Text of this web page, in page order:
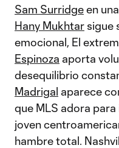
Sam Surridgeen
Hany Mukhtar sigue
emocional, El
Espinoza aporta
desequilibrio
Madrigal aparece
que MLS adora
joven
hambre total.